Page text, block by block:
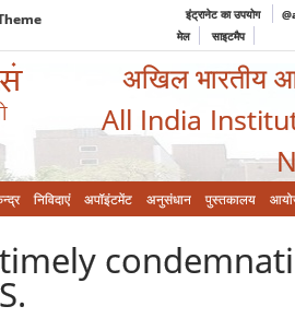
इंट्रानेट का उपयोग
मेल
साइटमैप
अखिल भारतीय
All India
निविदाएं अपॉइंटमेंट अनुसंधान पुस्तकालय